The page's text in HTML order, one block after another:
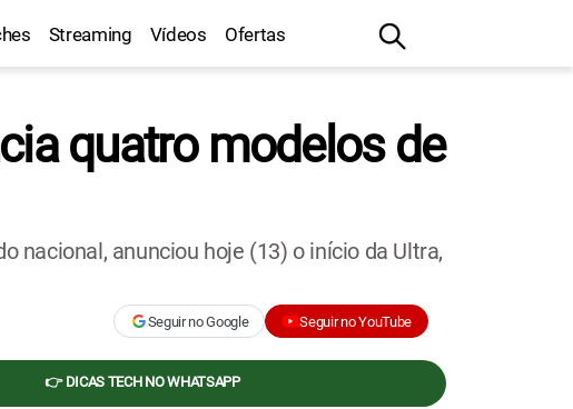
Streaming Vídeos Ofertas
quatro modelos de
nacional, anunciou hoje (13) o início da Ultra,
Seguir no Google Seguir no YouTube
👉 DICAS TECH NO WHATSAPP